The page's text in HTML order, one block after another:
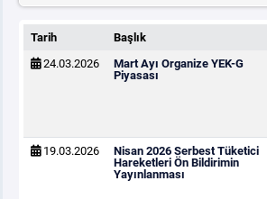
Tarih Başlık
24.03.2026
Mart Ayı Organize YEK-G
Piyasası
19.03.2026
Nisan 2026 Serbest Tüketici
Hareketleri Ön Bildirimin
Yayınlanması